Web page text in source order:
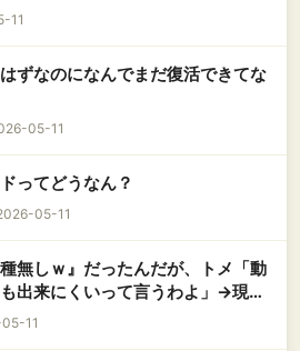
イキへ
11
ずなのになんでまだ復活できてな
05-11
ってどうなん？
05-11
無しｗ』だったんだが、トメ「動
出来にくいって言うわよ」→現実
託し、愛猫を「不妊の毒を出す駄
11